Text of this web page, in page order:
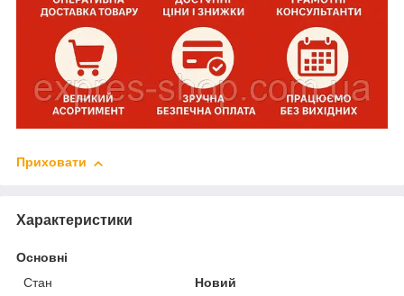
Приховати
Характеристики
Основні
Стан
Новий